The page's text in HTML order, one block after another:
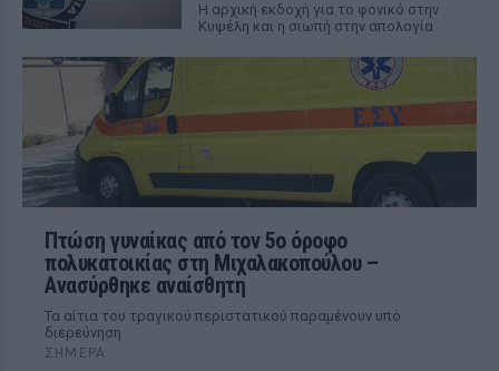
Η αρχική εκδοχή για το φονικό στην
Κυψέλη και η σιωπή στην απολογία
Πτώση γυναίκας από τον 5ο όροφο
πολυκατοικίας στη Μιχαλακοπούλου –
Ανασύρθηκε αναίσθητη
Τα αίτια του τραγικού περιστατικού παραμένουν υπό
διερεύνηση
ΣΉΜΕΡΑ